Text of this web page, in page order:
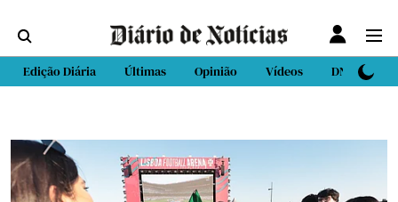
Edição Diária Últimas Opinião Vídeos DN Sport